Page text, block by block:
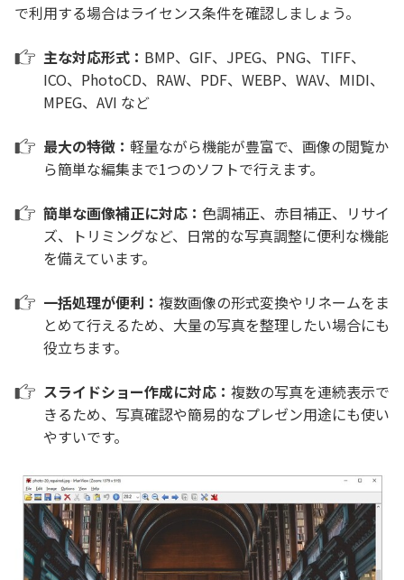
で利用する場合はライセンス条件を確認しましょう。
主な対応形式： BMP、GIF、JPEG、PNG、TIFF、
ICO、PhotoCD、RAW、PDF、WEBP、WAV、MIDI、
MPEG、AVI など
最大の特徴： 軽量ながら機能が豊富で、画像の閲覧か
ら簡単な編集まで1つのソフトで行えます。
簡単な画像補正に対応： 色調補正、赤目補正、リサイ
ズ、トリミングなど、日常的な写真調整に便利な機能
を備えています。
一括処理が便利： 複数画像の形式変換やリネームをま
とめて行えるため、大量の写真を整理したい場合にも
役立ちます。
スライドショー作成に対応： 複数の写真を連続表示で
きるため、写真確認や簡易的なプレゼン用途にも使い
やすいです。